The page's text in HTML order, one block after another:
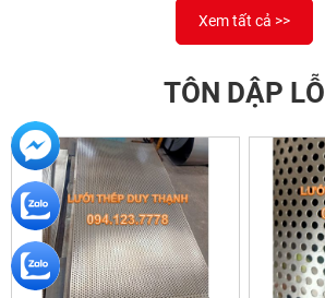
Xem tất cả >>
TÔN DẬP LỖ